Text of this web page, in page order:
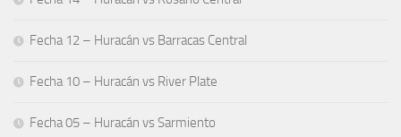
Fecha 12 – Huracán vs Barracas Central
Fecha 10 – Huracán vs River Plate
Fecha 05 – Huracán vs Sarmiento